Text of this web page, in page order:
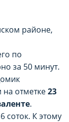
районе,
по
за 50 минут.
на отметке23
.
соток. К этому